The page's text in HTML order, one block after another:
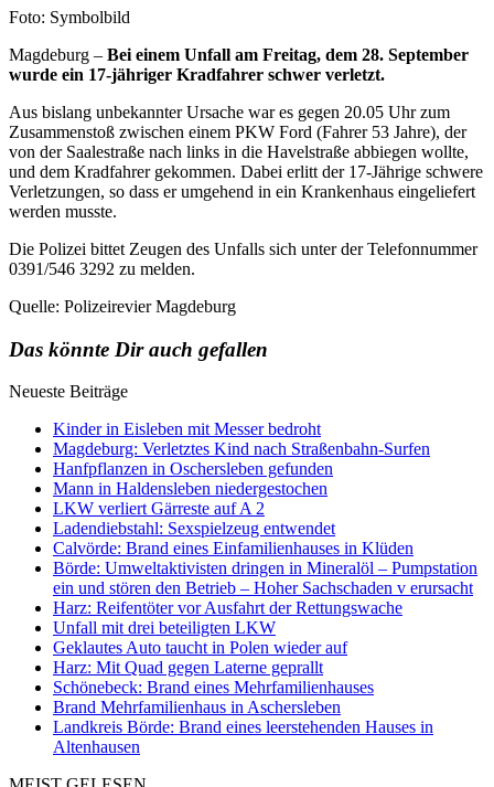
Foto: Symbolbild
Magdeburg – Bei einem Unfall am Freitag, dem 28. September
wurde ein 17-jähriger Kradfahrer schwer verletzt.
Aus bislang unbekannter Ursache war es gegen 20.05 Uhr zum
Zusammenstoß zwischen einem PKW Ford (Fahrer 53 Jahre), der
von der Saalestraße nach links in die Havelstraße abbiegen wollte,
und dem Kradfahrer gekommen. Dabei erlitt der 17-Jährige schwere
Verletzungen, so dass er umgehend in ein Krankenhaus eingeliefert
werden musste.
Die Polizei bittet Zeugen des Unfalls sich unter der Telefonnummer
0391/546 3292 zu melden.
Quelle: Polizeirevier Magdeburg
Das könnte Dir auch gefallen
Neueste Beiträge
Kinder in Eisleben mit Messer bedroht
Magdeburg: Verletztes Kind nach Straßenbahn-Surfen
Hanfpflanzen in Oschersleben gefunden
Mann in Haldensleben niedergestochen
LKW verliert Gärreste auf A 2
Ladendiebstahl: Sexspielzeug entwendet
Calvörde: Brand eines Einfamilienhauses in Klüden
Börde: Umweltaktivisten dringen in Mineralöl – Pumpstation
ein und stören den Betrieb – Hoher Sachschaden v erursacht
Harz: Reifentöter vor Ausfahrt der Rettungswache
Unfall mit drei beteiligten LKW
Geklautes Auto taucht in Polen wieder auf
Harz: Mit Quad gegen Laterne geprallt
Schönebeck: Brand eines Mehrfamilienhauses
Brand Mehrfamilienhaus in Aschersleben
Landkreis Börde: Brand eines leerstehenden Hauses in
Altenhausen